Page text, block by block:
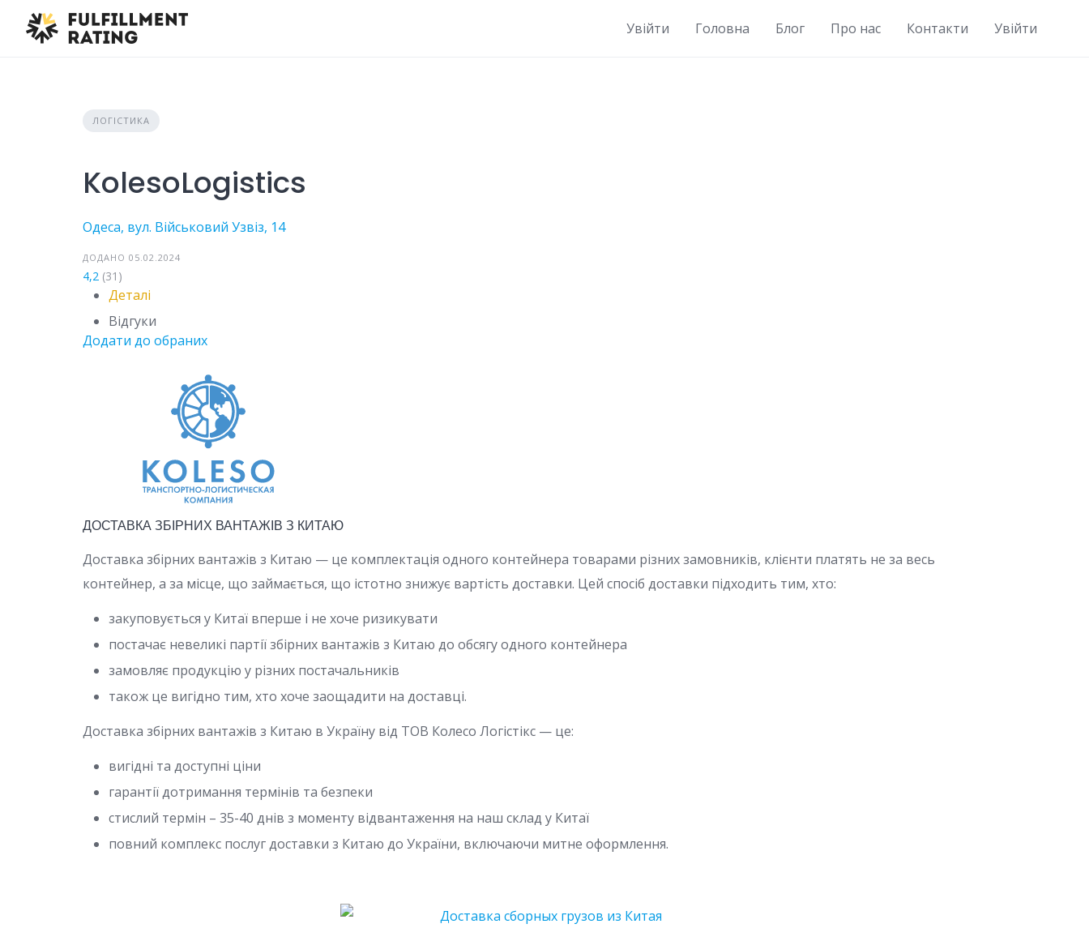
content
Увійти Головна Блог Про нас Контакти Увійти
ЛОГІСТИКА
KolesoLogistics
Одеса, вул. Військовий Узвіз, 14
ДОДАНО 05.02.2024
4,2 (31)
Деталі
Відгуки
Додати до обраних
ДОСТАВКА ЗБІРНИХ ВАНТАЖІВ З КИТАЮ
Доставка збірних вантажів з Китаю — це комплектація одного контейнера товарами різних замовників, клієнти платять не за весь
контейнер, а за місце, що займається, що істотно знижує вартість доставки. Цей спосіб доставки підходить тим, хто:
закуповується у Китаї вперше і не хоче ризикувати
постачає невеликі партії збірних вантажів з Китаю до обсягу одного контейнера
замовляє продукцію у різних постачальників
також це вигідно тим, хто хоче заощадити на доставці.
Доставка збірних вантажів з Китаю в Україну від ТОВ Колесо Логістікс — це:
вигідні та доступні ціни
гарантії дотримання термінів та безпеки
стислий термін – 35-40 днів з моменту відвантаження на наш склад у Китаї
повний комплекс послуг доставки з Китаю до України, включаючи митне оформлення.